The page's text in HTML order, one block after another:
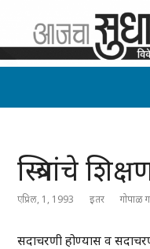
स्त्रियांचे
एप्रिल, 1, 1993 इतर गोपाळ
सदाचरणी होण्यास व